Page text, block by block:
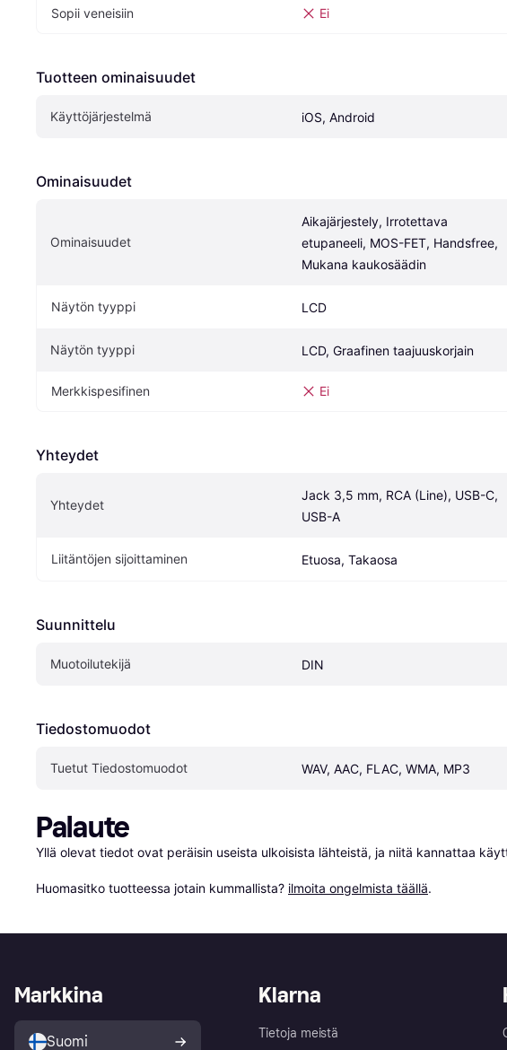
Sopii veneisiin Ei
Tuotteen ominaisuudet
Käyttöjärjestelmä iOS, Android
Ominaisuudet
Ominaisuudet
Aikajärjestely, Irrotettava
etupaneeli, MOS-FET, Handsfree,
Mukana kaukosäädin
Näytön tyyppi LCD
Näytön tyyppi LCD, Graafinen taajuuskorjain
Merkkispesifinen Ei
Yhteydet
Yhteydet
Jack 3,5 mm, RCA (Line), USB-C,
USB-A
Liitäntöjen sijoittaminen Etuosa, Takaosa
Suunnittelu
Muotoilutekijä DIN
Tiedostomuodot
Tuetut Tiedostomuodot WAV, AAC, FLAC, WMA, MP3
Palaute
Yllä olevat tiedot ovat peräisin useista ulkoisista lähteistä, ja niitä kannattaa
Huomasitko tuotteessa jotain kummallista? ilmoita ongelmista täällä.
Klarna
Tietoja meistä
Markkina
Suomi